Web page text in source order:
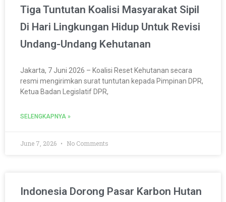
Tiga Tuntutan Koalisi Masyarakat Sipil
Di Hari Lingkungan Hidup Untuk Revisi
Undang-Undang Kehutanan
Jakarta, 7 Juni 2026 – Koalisi Reset Kehutanan secara
resmi mengirimkan surat tuntutan kepada Pimpinan DPR,
Ketua Badan Legislatif DPR,
SELENGKAPNYA »
June 7, 2026 No Comments
Indonesia Dorong Pasar Karbon Hutan